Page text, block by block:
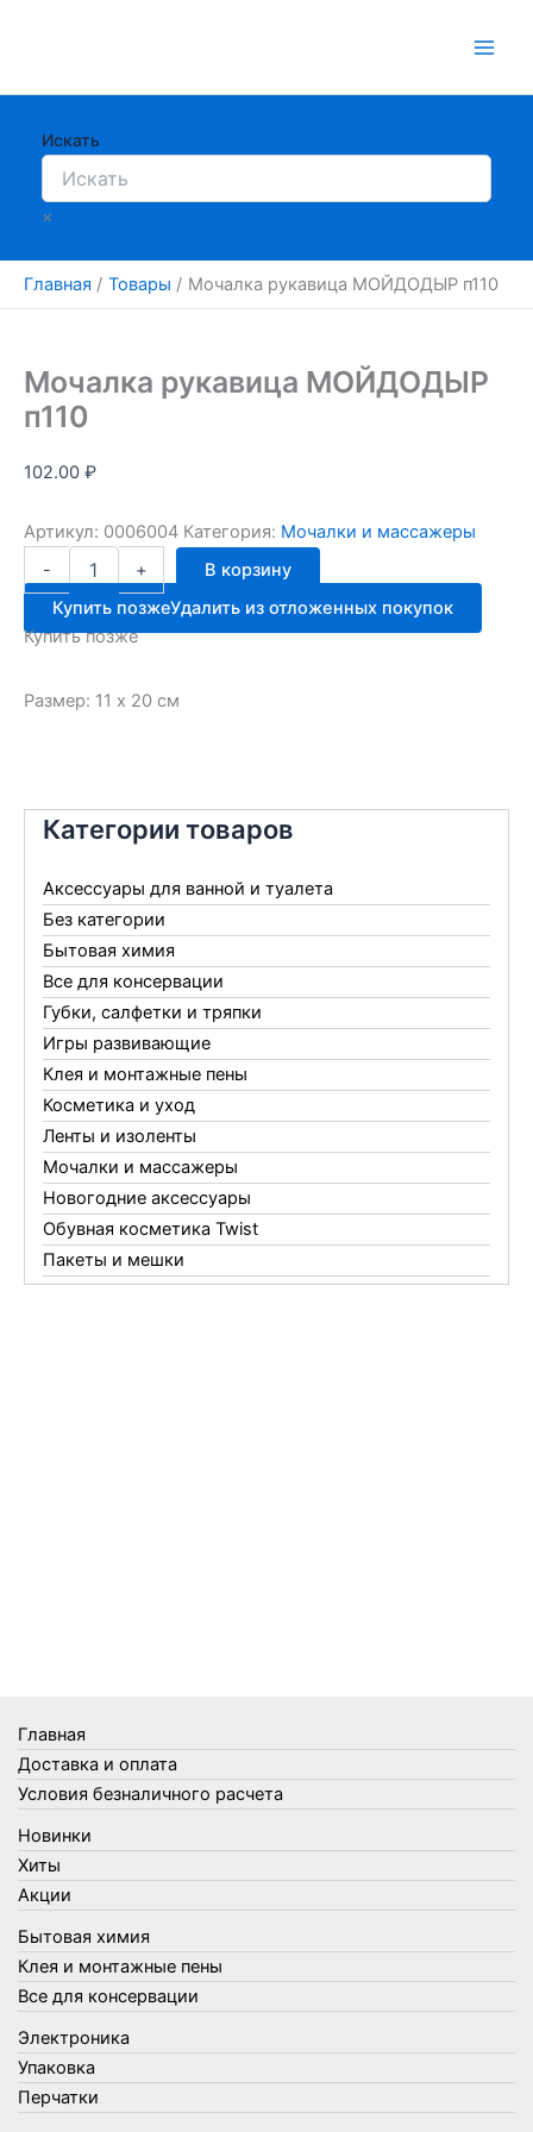
Искать
×
Главная Товары Мочалка рукавица МОЙДОДЫР п110
Категории товаров
Аксессуары для ванной и туалета
Без категории
Бытовая химия
Все для консервации
Губки, салфетки и тряпки
Игры развивающие
Клея и монтажные пены
Косметика и уход
Ленты и изоленты
Мочалки и массажеры
Новогодние аксессуары
Обувная косметика Twist
Пакеты и мешки
Перчатки
Товары для кухни
Товары для сада и огорода
Товары для туризма и отдыха
Упаковка
Утеплители и прочее
Фонари, лампы и удлинители
Хозяйственные товары
Швабры, стекломои, черенки и насадки
Шнуры, веревки и шпагаты
Электроника
Элементы питания
Мочалка рукавица МОЙДОДЫР
п110
102.00 ₽
Артикул: 0006004 Категория: Мочалки и массажеры
-
Количество
товара
Мочалка
рукавица
МОЙДОДЫР
+
В корзину
Купить позжеУдалить из отложенных покупок
Купить позже
Размер: 11 х 20 см
Главная
Доставка и оплата
Условия безналичного расчета
Новинки
Хиты
Акции
Бытовая химия
Клея и монтажные пены
Все для консервации
Электроника
Упаковка
Перчатки